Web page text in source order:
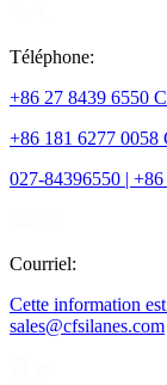
Téléphone:
+86 27 8439 6550
+86 181 6277 0058
027-84396550 |
Courriel:
Cette information
sales@cfsilanes.com